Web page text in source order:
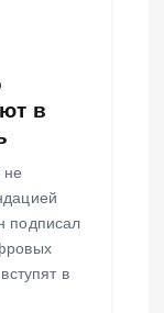
в
подписал
в